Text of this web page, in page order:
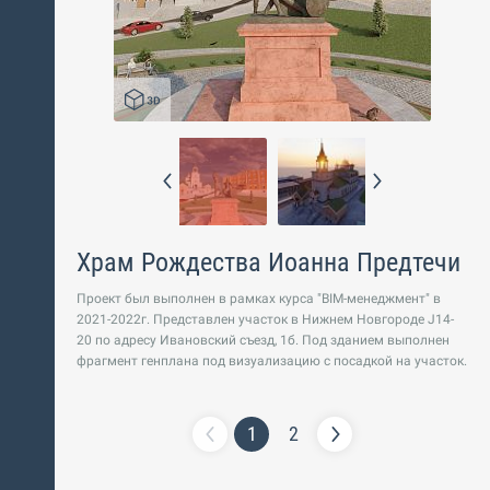
https://цифровые-волонтеры.рф/1896/map/
Храм Рождества Иоанна Предтечи
Проект был выполнен в рамках курса "BIM-менеджмент" в
2021-2022г. Представлен участок в Нижнем Новгороде J14-
20 по адресу Ивановский съезд, 1б. Под зданием выполнен
фрагмент генплана под визуализацию с посадкой на участок.
1 2